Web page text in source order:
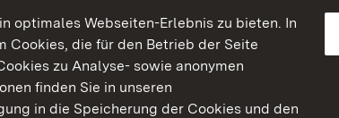
optimales Webseiten-Erlebnis zu bieten. In
Cookies, die für den Betrieb der Seite
zu Analyse- sowie anonymen
finden Sie in unseren
in die Speicherung der Cookies und den